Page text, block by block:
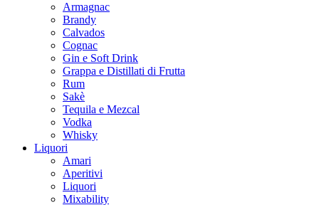
Armagnac
Brandy
Calvados
Cognac
Gin e Soft Drink
Grappa e Distillati di Frutta
Rum
Sakè
Tequila e Mezcal
Vodka
Whisky
Liquori
Amari
Aperitivi
Liquori
Mixability